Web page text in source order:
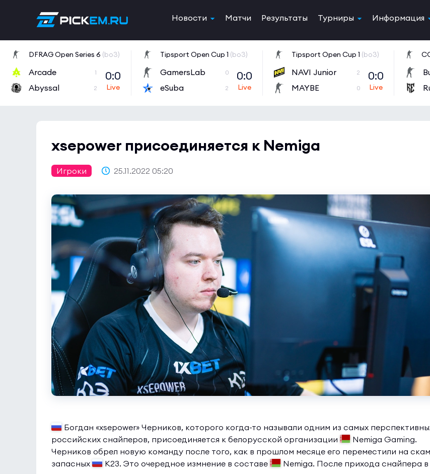
Новости Матчи Результаты Турниры Информация
DFRAG Open Series 6 (bo3)
Arcade 1
Abyssal 2
0:0
Tipsport Open Cup 1 (bo3)
GamersLab 0
eSuba 2
0:0
Tipsport Open Cup 1 (bo3)
NAVI Junior 2
MAYBE 0
0:0
xsepower присоединяется к Nemiga
Игроки 25.11.2022 05:20
Богдан «xsepower» Черников, которого когда-то называли одним из самых
российских снайперов, присоединяется к белорусской организации
Nemiga Gaming.
Черников обрел новую команду после того, как в прошлом месяце его переместили на
запасных
K23. Это очередное измнение в составе
Nemiga. После прихода снайпера в